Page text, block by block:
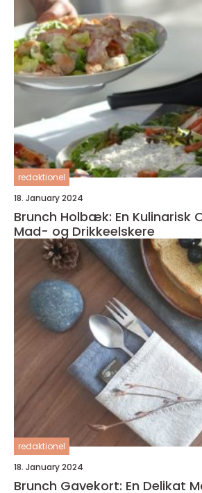
redaktionel
18. January 2024
Brunch Holbæk: En Kulinarisk
Mad- og Drikkeelskere
redaktionel
18. January 2024
Brunch Gavekort: En Delikat